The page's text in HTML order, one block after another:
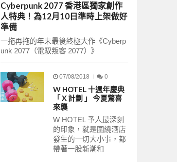
Cyberpunk 2077 香港區獨家創作
人特典！為12月10日準時上架做好
準備
一拖再拖的年末最後終極大作《Cyberp
unk 2077（電馭叛客 2077）》
07/08/2018 0
W HOTEL 十週年慶典
「 X 計劃 」 今夏驚喜
來襲
W HOTEL 予人最深刻
的印象，就是圍繞酒店
發生的一切大小事，都
帶著一股新潮和